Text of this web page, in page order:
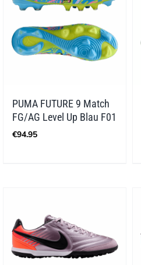
PUMA FUTURE 9 Match
FG/AG Level Up Blau F01
€94.95